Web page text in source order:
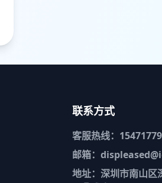
联系方式
客服热线：
邮箱：
地址：深圳市南山区